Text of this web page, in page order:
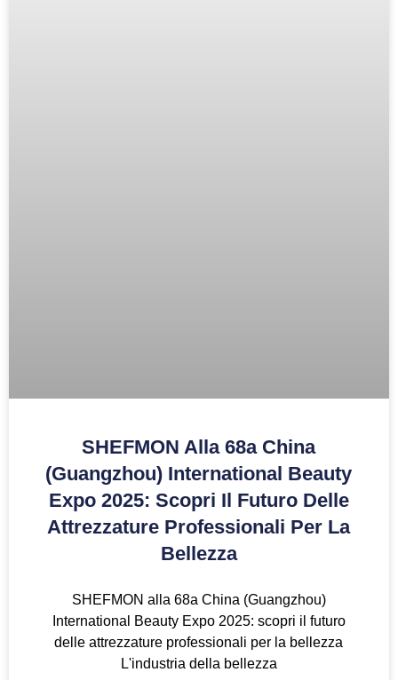
SHEFMON Alla 68a China
(Guangzhou) International Beauty
Expo 2025: Scopri Il Futuro Delle
Attrezzature Professionali Per La
Bellezza
SHEFMON alla 68a China (Guangzhou)
International Beauty Expo 2025: scopri il futuro
delle attrezzature professionali per la bellezza
L'industria della bellezza